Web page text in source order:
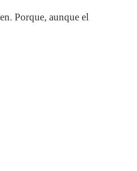
Porque, aunque el